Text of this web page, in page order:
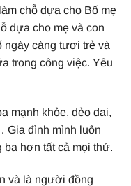
chỗ dựa cho Bố mẹ
dựa cho mẹ và con
ngày càng tươi trẻ và
trong công việc. Yêu
mạnh khỏe, dẻo dai,
Gia đình mình luôn
ba hơn tất cả mọi thứ.
và là người đồng